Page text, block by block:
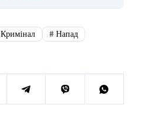
Кримінал # Напад